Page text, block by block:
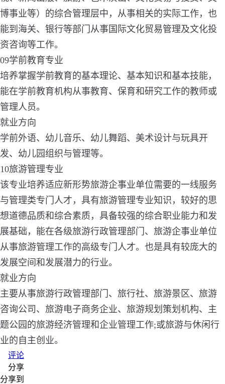
博事业等）的综合管理层中，从事相关的实际工作，也
能到海关、银行等部门从事国际文化贸易管理及文化投
资咨询等工作。
09学前教育专业
培养掌握学前教育的基本理论、基本知识和基本技能，
能在学前教育机构从事教育、保育和研究工作的教师或
管理人员。
就业方向
学前外语、幼儿音乐、幼儿舞蹈、美术设计与玩具开
发、幼儿园组织与管理等。
10旅游管理专业
该专业培养适应新形势旅游企事业单位需要的一线服务
与管理类专门人才，具有旅游管理专业知识，较好的思
想道德品质和综合素质，具备较强的综合职业能力和发
展基础，能在各级旅游行政管理部门、旅游企事业单位
从事旅游管理工作的高级专门人才。也是具有较庞大的
发展空间和发展潜力的行业。
就业方向
主要从事旅游行政管理部门、旅行社、旅游景区、旅游
咨询公司、旅游电子商务企业、旅游规划策划机构、主
题公园的旅游经济管理和企业管理工作;或旅游与休闲行
业的自主创业。
评论
分享
分享到